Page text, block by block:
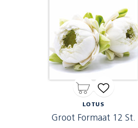
LOTUS
Groot Formaat 12 St.